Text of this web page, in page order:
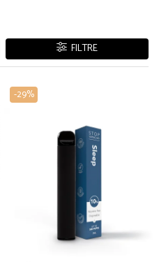
FILTRE
-29%